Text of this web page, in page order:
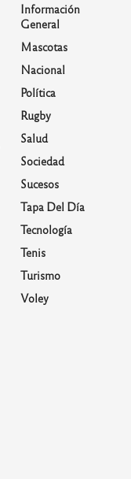
Información
General
Mascotas
Nacional
Política
Rugby
Salud
Sociedad
Sucesos
Tapa Del Día
Tecnología
Tenis
Turismo
Voley